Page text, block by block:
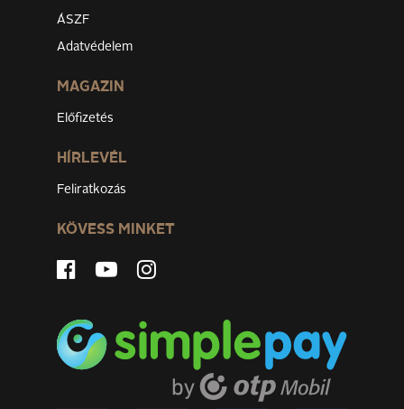
ÁSZF
Adatvédelem
MAGAZIN
Előfizetés
HÍRLEVÉL
Feliratkozás
KÖVESS MINKET